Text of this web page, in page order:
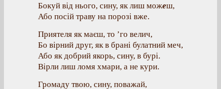
Бокуй від нього, сину, як лиш можеш,
Або посій траву на порозі вже.
Приятеля як маєш, то ’го велич,
Бо вірний друг, як в брані булатний меч,
Або як добрий якорь, сину, в бурі.
Вірли лиш ломя хмари, а не кури.
Громаду твою, сину, поважай,